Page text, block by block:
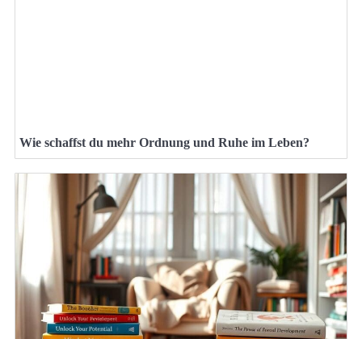
Wie schaffst du mehr Ordnung und Ruhe im Leben?